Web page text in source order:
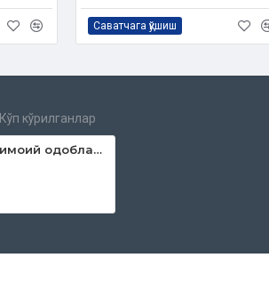
Саватчага қўшиш
Кўп кўрилганлар
Жилд («Ижтимоий одоблар» китоби учун)